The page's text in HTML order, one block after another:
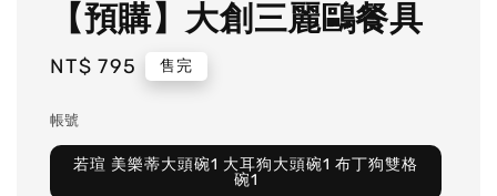
【預購】大創三麗鷗餐具
Regular
NT$ 795 售完
帳號
若瑄 美樂蒂大頭碗1 大耳狗大頭碗1 布丁狗雙格
碗1